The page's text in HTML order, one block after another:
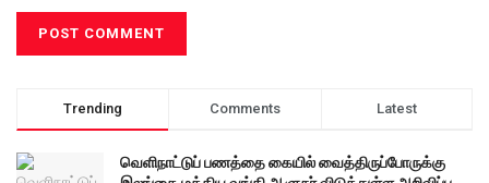
Trending Comments Latest
வெளிநாட்டுப் பணத்தை கையில் வைத்திருப்போருக்கு